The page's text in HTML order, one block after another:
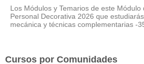
Los Módulos y Temarios de este Módulo
Personal Decorativa 2026 que
mecánica y técnicas complementarias -
Cursos por Comunidades